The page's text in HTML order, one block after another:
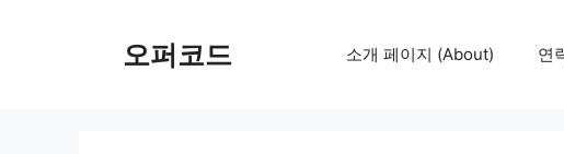
오퍼코드 소개 페이지 (About) 연